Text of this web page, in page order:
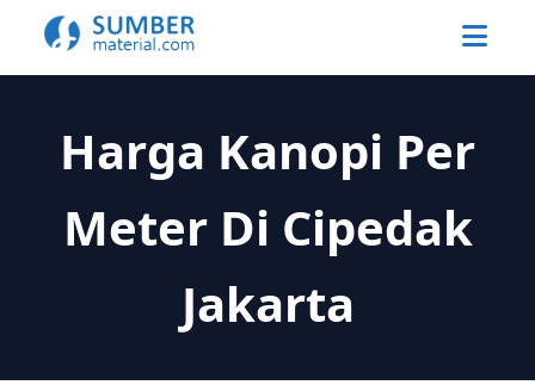
Harga Kanopi Per
Meter Di Cipedak
Jakarta